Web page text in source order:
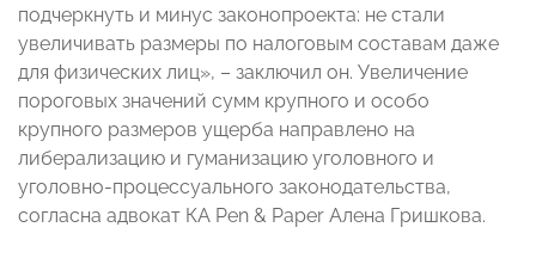
подчеркнуть и минус законопроекта: не стали
увеличивать размеры по налоговым составам даже
для физических лиц», – заключил он. Увеличение
пороговых значений сумм крупного и особо
крупного размеров ущерба направлено на
либерализацию и гуманизацию уголовного и
уголовно-процессуального законодательства,
согласна адвокат КА Pen & Paper Алена Гришкова.